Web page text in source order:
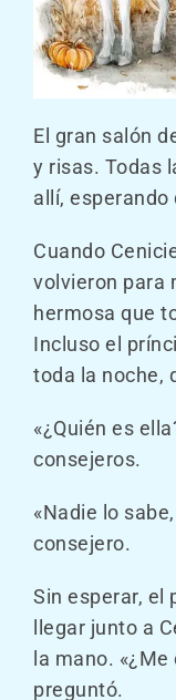
El gran salón
y risas. Todas
allí, esperando
Cuando
volvieron para
hermosa que
Incluso el
toda la noche,
«¿Quién es
consejeros.
«Nadie lo
consejero.
Sin esperar, el
llegar junto a
la mano.
preguntó.